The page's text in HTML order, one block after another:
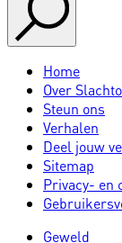
Home
Over
Steun ons
Verhalen
Deel jouw
Sitemap
Privacy- en
Geweld